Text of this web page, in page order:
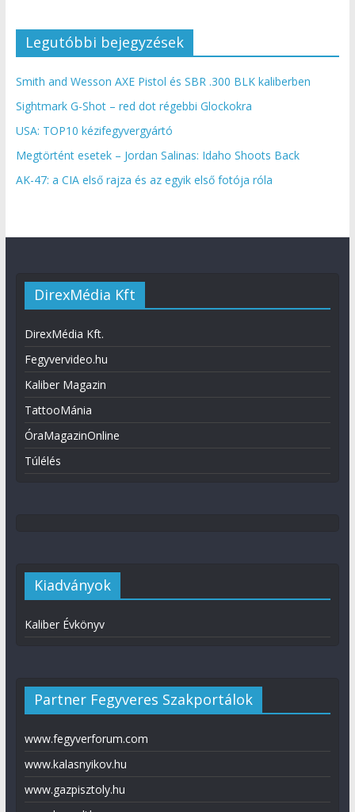
Legutóbbi bejegyzések
Smith and Wesson AXE Pistol és SBR .300 BLK kaliberben
Sightmark G-Shot – red dot régebbi Glockokra
USA: TOP10 kézifegyvergyártó
Megtörtént esetek – Jordan Salinas: Idaho Shoots Back
AK-47: a CIA első rajza és az egyik első fotója róla
DirexMédia Kft
DirexMédia Kft.
Fegyvervideo.hu
Kaliber Magazin
TattooMánia
ÓraMagazinOnline
Túlélés
Kiadványok
Kaliber Évkönyv
Partner Fegyveres Szakportálok
www.fegyverforum.com
www.kalasnyikov.hu
www.gazpisztoly.hu